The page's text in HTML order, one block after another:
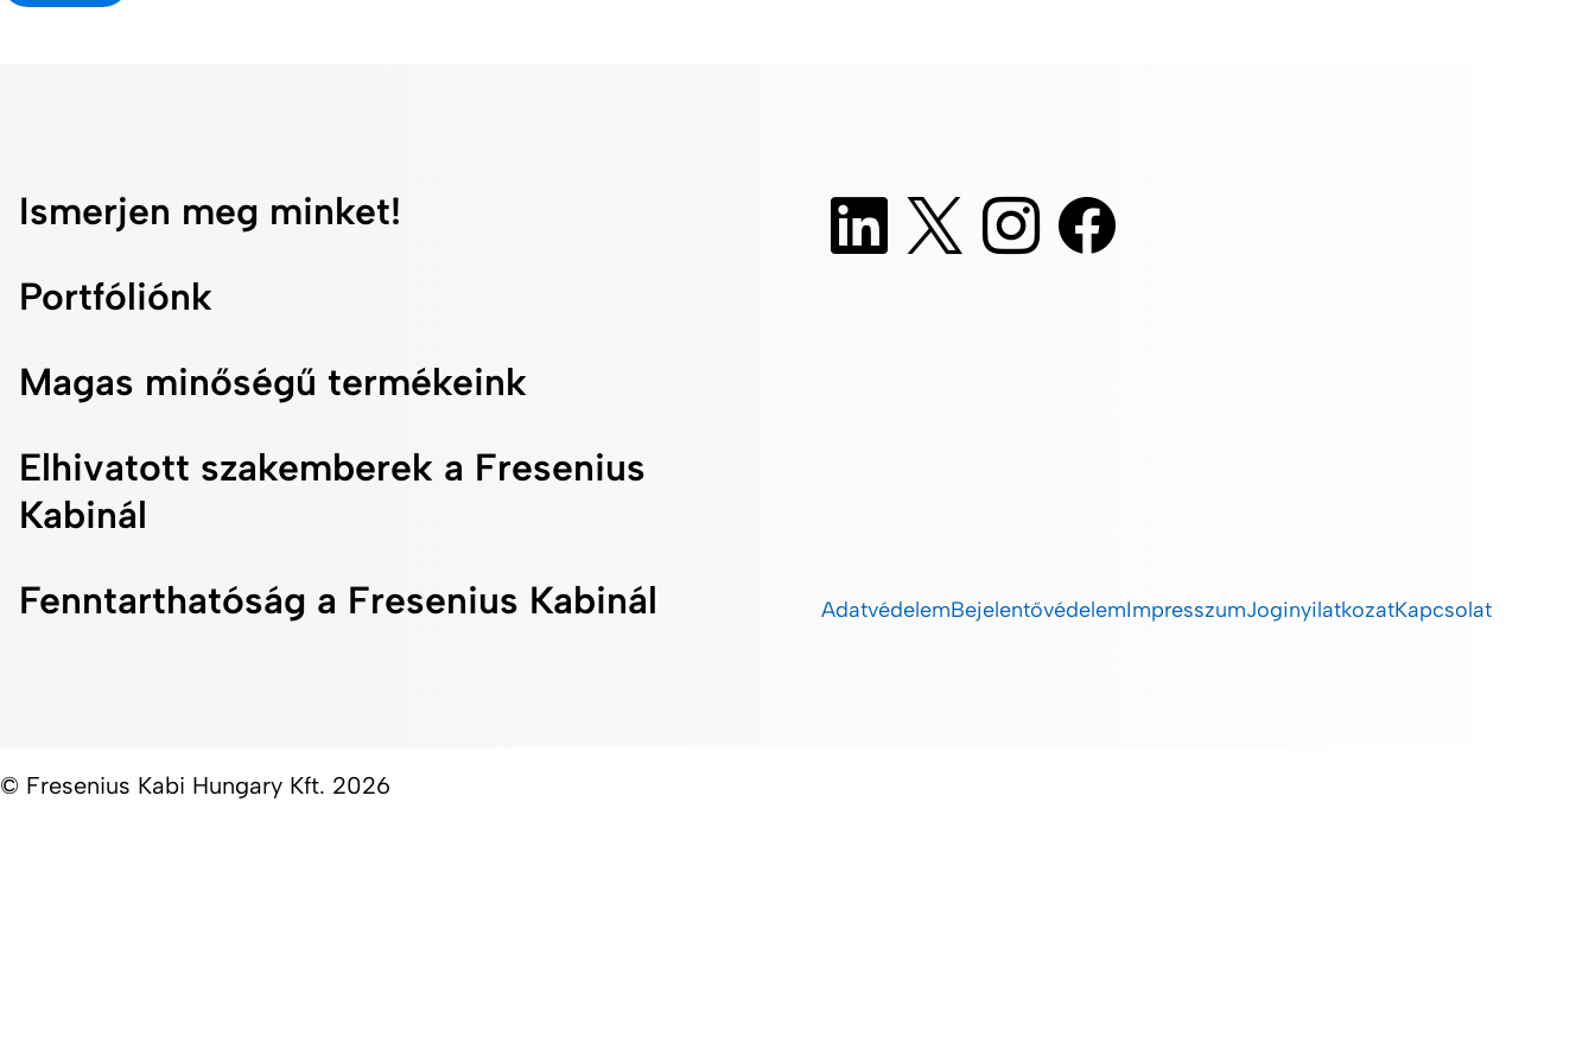
Ismerjen meg minket!
Portfóliónk
Magas minőségű termékeink
Elhivatott szakemberek a Fresenius
Kabinál
Fenntarthatóság a Fresenius Kabinál
AdatvédelemBejelentővédelemImpresszumJoginyilatkozatKapcsolat
© Fresenius Kabi Hungary Kft. 2026